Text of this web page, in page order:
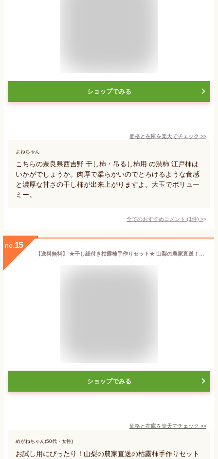
ショップでみる
価格と在庫を楽天でチェック >>
よねちゃん
こちらの奈良県西吉野 干し柿・吊るし柿用 の渋柿 江戸柿は
いかがでしょうか。肉厚で柔らかいのでとろけるような食感
と濃厚な甘さの干し柿が出来上がりますよ。大玉でボリュー
ミー。
全てのおすすめコメント (1件) >
no. 15
【送料無料】 ★干し紐付き枯露柿手作りセット★ 山梨の農家直送！甲 州百目柿 5キロ 加工用 干し柿用 渋柿
ショップでみる
価格と在庫を楽天でチェック >>
めがねちゃん(50代・女性)
お試し用にぴったり！山梨の農家直送の枯露柿手作りセット